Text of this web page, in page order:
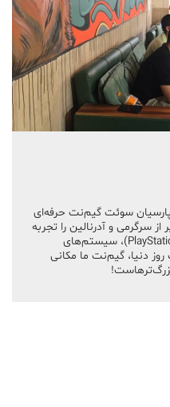
پارسیان سوئت گیم‌نت حرفه‌ای
از سرگرمی و آدرنالین را تجربه
کنید. با کنسول‌های به‌روز (PlayStation، Xbox)، سیستم‌های
دنیا، گیم‌نت ما مکانی